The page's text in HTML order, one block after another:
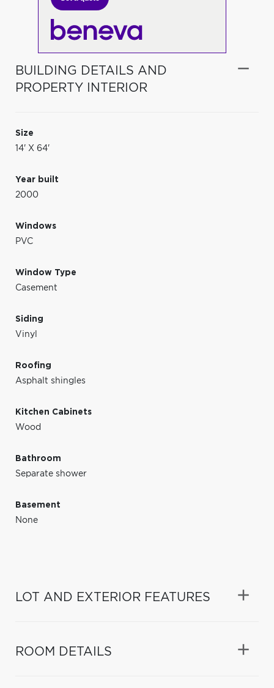
BUILDING DETAILS AND
PROPERTY INTERIOR
Size
14' X 64'
Year built
2000
Windows
PVC
Window Type
Casement
Siding
Vinyl
Roofing
Asphalt shingles
Kitchen Cabinets
Wood
Bathroom
Separate shower
Basement
None
LOT AND EXTERIOR FEATURES
ROOM DETAILS